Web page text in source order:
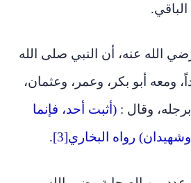
الله عنه، أن النبي صلى الله
ومعه أبو بكر، وعمر، وعثمان،
وقال : (أثبت أحد، فإنما
رواه البخاري[3].